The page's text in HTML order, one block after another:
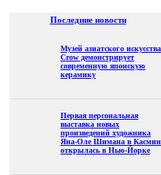
Последние новости
Музей азиатского искусства
Crow демонстрирует
современную японскую
керамику
Первая персональная
выставка новых
произведений художника
Яна-Оле Шимана в
открылась в Нью-Йорке